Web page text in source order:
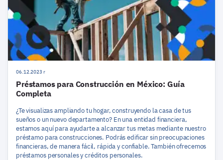
06.12.2023 r
Préstamos para Construcción en México: Guía
Completa
¿Te visualizas ampliando tu hogar, construyendo la casa de tus
sueños o un nuevo departamento? En una entidad financiera,
estamos aquí para ayudarte a alcanzar tus metas mediante nuestro
préstamo para construcciones. Podrás edificar sin preocupaciones
financieras, de manera fácil, rápida y confiable. También ofrecemos
préstamos personales y créditos personales.